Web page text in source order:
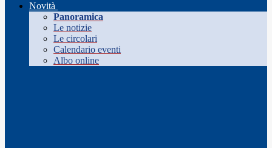
Novità
Panoramica
Le notizie
Le circolari
Calendario eventi
Albo online